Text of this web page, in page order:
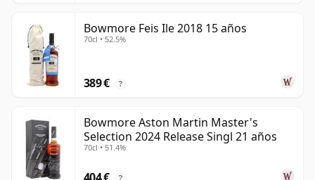
Bowmore Feis Ile 2018 15 años
70cl • 52.5%
389 € ?
Bowmore Aston Martin Master's
Selection 2024 Release Singl 21 años
70cl • 51.4%
?